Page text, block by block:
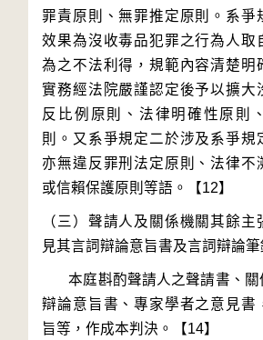
罪責原則、無罪推定原則。系爭
效果為沒收毒品犯罪之行為人取
為之不法利得，規範內容清楚明
實務經法院嚴謹認定後予以擴大
反比例原則、法律明確性原則
則。又系爭規定二於涉及系爭規
亦無違反罪刑法定原則、法律不
（三）聲請人及關係機關其餘主
       本庭斟酌聲請人之聲請書、關係機關之言詞
辯論意旨書、專家學者之意見書